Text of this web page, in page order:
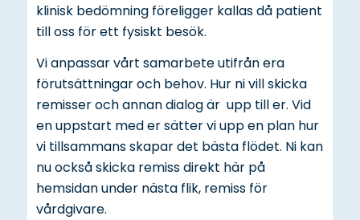
klinisk bedömning föreligger kallas då patient
till oss för ett fysiskt besök.
Vi anpassar vårt samarbete utifrån era
förutsättningar och behov. Hur ni vill skicka
remisser och annan dialog är upp till er. Vid
en uppstart med er sätter vi upp en plan hur
vi tillsammans skapar det bästa flödet. Ni kan
nu också skicka remiss direkt här på
hemsidan under nästa flik, remiss för
vårdgivare.